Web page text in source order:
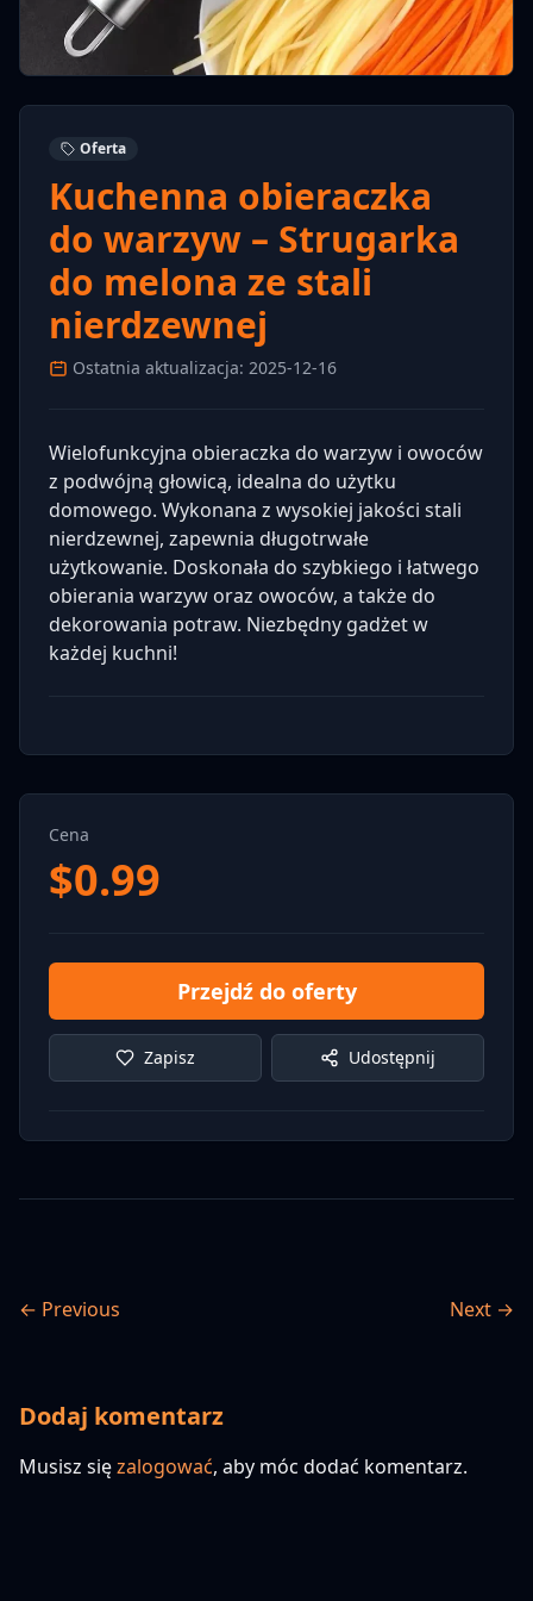
Oferta
Kuchenna obieraczka
do warzyw – Strugarka
do melona ze stali
nierdzewnej
Ostatnia aktualizacja: 2025-12-16
Wielofunkcyjna obieraczka do warzyw i owoców
z podwójną głowicą, idealna do użytku
domowego. Wykonana z wysokiej jakości stali
nierdzewnej, zapewnia długotrwałe
użytkowanie. Doskonała do szybkiego i łatwego
obierania warzyw oraz owoców, a także do
dekorowania potraw. Niezbędny gadżet w
każdej kuchni!
Cena
$0.99
Przejdź do oferty
Zapisz Udostępnij
← Previous Next →
Dodaj komentarz
Musisz sięzalogować, aby móc dodać komentarz.